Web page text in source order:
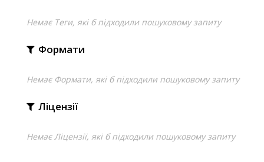
Немає Теги, які б підходили пошуковому запиту
Формати
Немає Формати, які б підходили пошуковому запиту
Ліцензії
Немає Ліцензії, які б підходили пошуковому запиту